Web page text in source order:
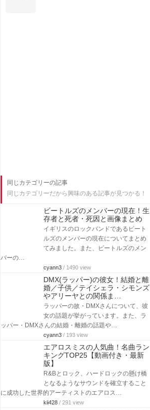
同じカテゴリーの記事
同じカテゴリーだから興味のある記事が見つかる！
ビートルズのメンバーの現在！生
存者と死者・死因と画像まとめ
イギリスのロックバンドであるビート
ルズのメンバーの現在についてまとめ
てみました。また、ビートルズのメン
バーの…
cyann3 / 1490 view
DMX(ラッパー)の彼女！結婚と離
婚／子供／テイシェラ・シモンズ
やアリーヤとの関係ま…
ラッパーの故・DMXさんについて、彼
女の話題が挙がっています。また、ラ
ッパー・DMXさんの結婚・離婚の話題や…
cyann3 / 193 view
エアロスミスの人気曲！名曲ラン
キングTOP25【動画付き・最新
版】
R&Bとロック、ハードロックの懸け橋
となるようなサウンドを確立すること
に成功した世界的アーティストのエアロス…
kii428 / 291 view